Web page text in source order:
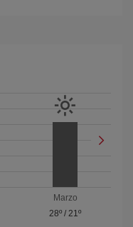
Marzo
28º /21º